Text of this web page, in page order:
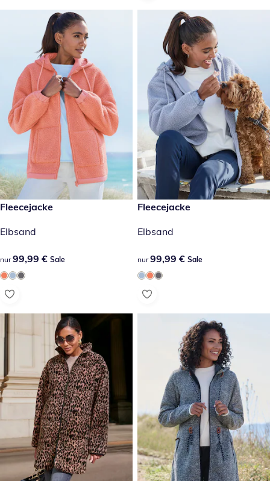
99,99 €
Sale
Fleecejacke
Elbsand
99,99 €
nur 99,99 € Sale
99,99 €
Sale
Fleecejacke
Elbsand
99,99 €
nur 99,99 € Sale